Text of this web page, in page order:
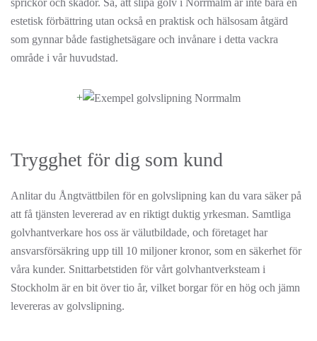
sprickor och skador. Så, att slipa golv i Norrmalm är inte bara en
estetisk förbättring utan också en praktisk och hälsosam åtgärd
som gynnar både fastighetsägare och invånare i detta vackra
område i vår huvudstad.
+
Trygghet för dig som kund
Anlitar du Ångtvättbilen för en golvslipning kan du vara säker på
att få tjänsten levererad av en riktigt duktig yrkesman. Samtliga
golvhantverkare hos oss är välutbildade, och företaget har
ansvarsförsäkring upp till 10 miljoner kronor, som en säkerhet för
våra kunder. Snittarbetstiden för vårt golvhantverksteam i
Stockholm är en bit över tio år, vilket borgar för en hög och jämn
levereras av golvslipning.